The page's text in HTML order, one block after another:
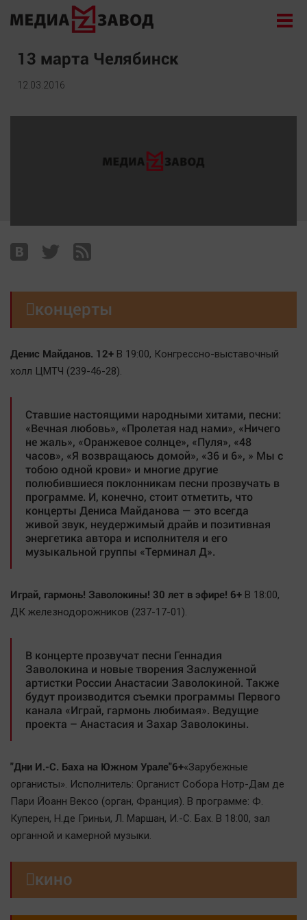
Новости
Курилка
Поиск
Политика
Здоровье
Культура
Курилка
Мнения
Спорт
Технологии
Образование
Банки
Медиаграмотность
Медицина
Новости компаний
Прогулки по городу Ч
Спецпроект
Статистика
Челябинск космический
English version
13 марта Челябинск
12.03.2016
концерты
Денис Майданов. 12+ В 19:00, Конгрессно-выставочный
холл ЦМТЧ (239-46-28).
Ставшие настоящими народными хитами, песни:
«Вечная любовь», «Пролетая над нами», «Ничего
не жаль», «Оранжевое солнце», «Пуля», «48
часов», «Я возвращаюсь домой», «36 и 6», » Мы с
тобою одной крови» и многие другие
полюбившиеся поклонникам песни прозвучать в
программе. И, конечно, стоит отметить, что
концерты Дениса Майданова — это всегда
живой звук, неудержимый драйв и позитивная
энергетика автора и исполнителя и его
музыкальной группы «Терминал Д».
Играй, гармонь! Заволокины! 30 лет в эфире! 6+ В 18:00,
ДК железнодорожников (237-17-01).
В концерте прозвучат песни Геннадия
Заволокина и новые творения Заслуженной
артистки России Анастасии Заволокиной. Также
будут производится съемки программы Первого
канала «Играй, гармонь любимая». Ведущие
проекта – Анастасия и Захар Заволокины.
"Дни И.-С. Баха на Южном Урале"6+«Зарубежные
органисты». Исполнитель: Органист Собора Нотр-Дам де
Пари Йоанн Вексо (орган, Франция). В программе: Ф.
Куперен, Н.де Гриньи, Л. Маршан, И.-С. Бах. В 18:00, зал
органной и камерной музыки.
кино